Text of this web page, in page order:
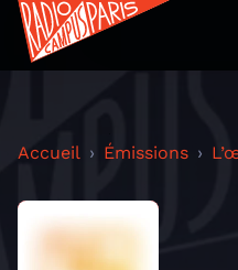
Accueil Émissions